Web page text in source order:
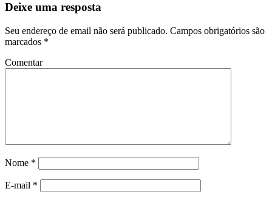
Deixe uma resposta
Seu endereço de email não será publicado. Campos obrigatórios são
marcados *
Comentar
Nome *
E-mail *